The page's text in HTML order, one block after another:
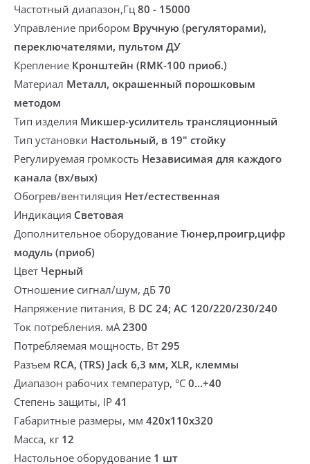
Частотный диапазон,Гц 80 - 15000
Управление прибором Вручную (регуляторами),
переключателями, пультом ДУ
Крепление Кронштейн (RMK-100 приоб.)
Материал Металл, окрашенный порошковым
методом
Тип изделия Микшер-усилитель трансляционный
Тип установки Настольный, в 19" стойку
Регулируемая громкость Независимая для каждого
канала (вх/вых)
Обогрев/вентиляция Нет/естественная
Индикация Световая
Дополнительное оборудование Тюнер,проигр,цифр
модуль (приоб)
Цвет Черный
Отношение сигнал/шум, дБ 70
Напряжение питания, В DC 24; AC 120/220/230/240
Ток потребления. мА2300
Потребляемая мощность, Вт 295
Разъем RCA, (TRS) Jack 6,3 мм, XLR, клеммы
Диапазон рабочих температур, °С 0...+40
Степень защиты, IP 41
Габаритные размеры, мм 420х110х320
Масса, кг 12
Настольное оборудование 1 шт